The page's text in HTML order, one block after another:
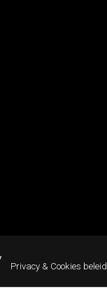
Privacy & Cookies beleid